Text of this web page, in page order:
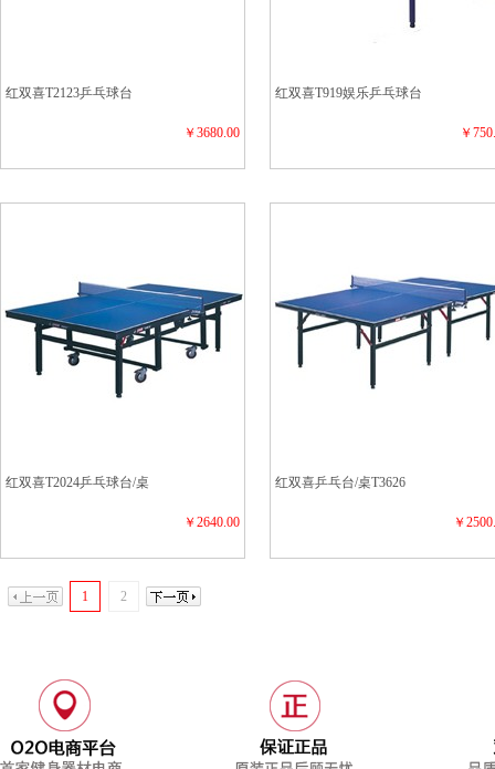
红双喜T2123乒乓球台
￥3680.00
红双喜T919娱乐乒乓球台
￥
红双喜T2024乒乓球台/桌
￥2640.00
红双喜乒乓台/桌T3626
￥
1 2